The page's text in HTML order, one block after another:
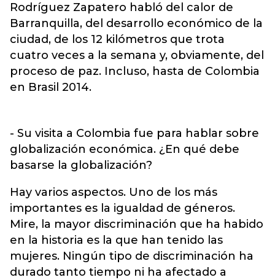
Rodríguez Zapatero habló del calor de
Barranquilla, del desarrollo económico de la
ciudad, de los 12 kilómetros que trota
cuatro veces a la semana y, obviamente, del
proceso de paz. Incluso, hasta de Colombia
en Brasil 2014.
- Su visita a Colombia fue para hablar sobre
globalización económica. ¿En qué debe
basarse la globalización?
Hay varios aspectos. Uno de los más
importantes es la igualdad de géneros.
Mire, la mayor discriminación que ha habido
en la historia es la que han tenido las
mujeres. Ningún tipo de discriminación ha
durado tanto tiempo ni ha afectado a